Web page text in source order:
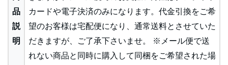
品
説
明
カードや電子決済のみになります。代金引換をご希
望のお客様は宅配便になり、通常送料とさせていた
だきますが、ご了承下さいませ。 ※メール便で送
れない商品と同時に購入して同梱をご希望された場